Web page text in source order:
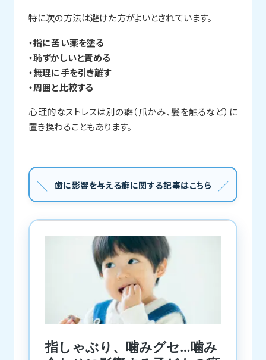
特に次の方法は避けた方がよいとされています。
・指に苦い薬を塗る
・恥ずかしいと責める
・無理に手を引き離す
・周囲と比較する
心理的なストレスは別の癖（爪かみ、髪を触るなど）に
置き換わることもあります。
歯に影響を与える癖に関する記事はこちら